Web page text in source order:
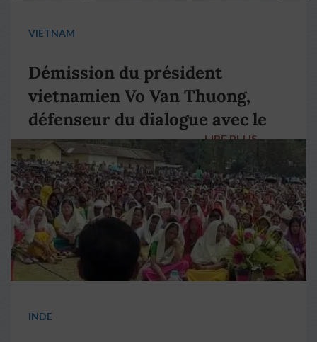
VIETNAM
Démission du président
vietnamien Vo Van Thuong,
défenseur du dialogue avec le
pape François
LIRE PLUS →
INDE